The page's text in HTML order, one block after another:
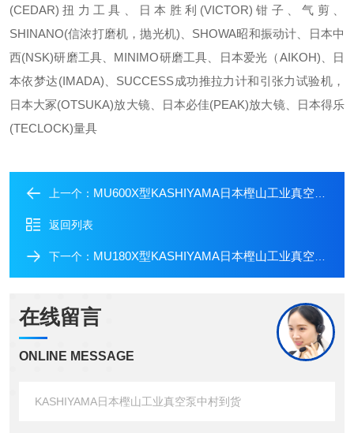
(CEDAR)扭力工具、日本胜利(VICTOR)钳子、气剪、
SHINANO(信浓打磨机，抛光机)、SHOWA昭和振动计、日本中
西(NSK)研磨工具、MINIMO研磨工具、日本爱光（AIKOH)、日
本依梦达(IMADA)、SUCCESS成功推拉力计和引张力试验机，
日本大冢(OTSUKA)放大镜、日本必佳(PEAK)放大镜、日本得乐
(TECLOCK)量具
上一个： MU600X型KASHIYAMA日本樫山工业真空泵中村到货
返回列表
下一个： MU180X型KASHIYAMA日本樫山工业真空泵中村到货
在线留言
ONLINE MESSAGE